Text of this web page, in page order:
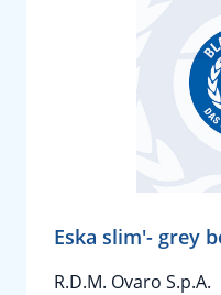
Eska slim'- grey
R.D.M. Ovaro S.p.A.